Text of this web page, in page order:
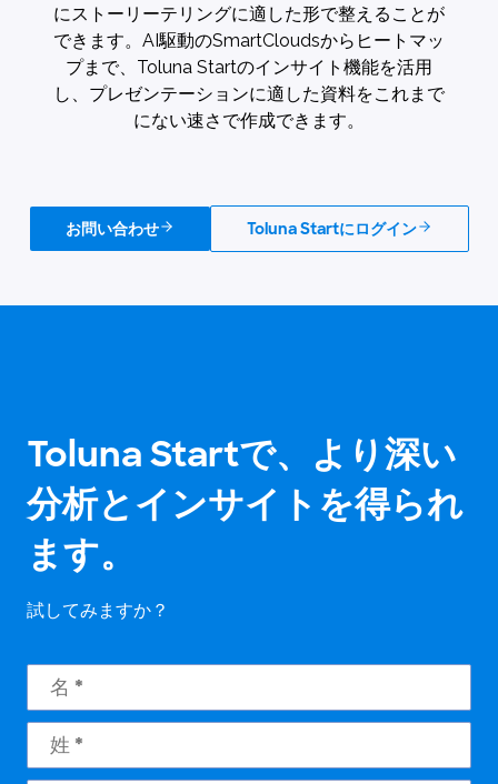
にストーリーテリングに適した形で整えることが
できます。AI駆動のSmartCloudsからヒートマッ
プまで、Toluna Startのインサイト機能を活用
し、プレゼンテーションに適した資料をこれまで
にない速さで作成できます。
お問い合わせ Toluna Startにログイン
Toluna Startで、より深い
分析とインサイトを得られ
ます。
試してみますか？